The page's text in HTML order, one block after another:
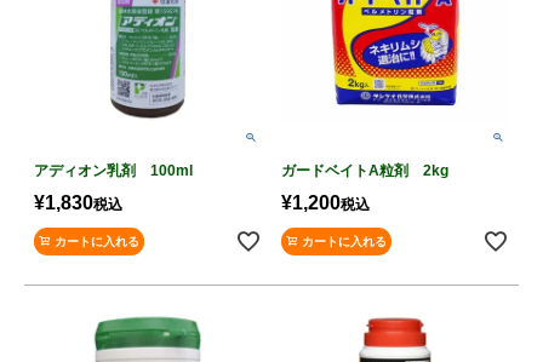
アディオン乳剤 100ml
¥1,830税込
カートに入れる
ガードベイトA粒剤 2kg
¥1,200税込
カートに入れる